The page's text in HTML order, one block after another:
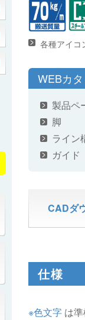
各種アイコ
WEBカ
製品ペ
脚
ライン
ガイド
CADダ
仕様
※色文字 は